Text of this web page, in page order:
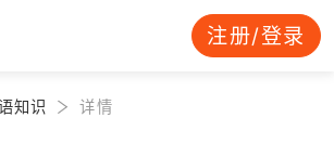
注册/登录
知识 详情